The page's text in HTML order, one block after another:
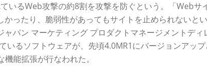
いるWeb攻撃の約8割を攻撃を防ぐという。「Webサ
かったり、脆弱性があってもサイトを止められないと
パン マーケティング プロダクトマネージメントディ
いるソフトウェアが、先頃4.0MR1にバージョンアッ
能拡張が行なわれた。